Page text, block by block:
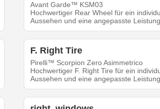
Avant Garde™ KSM03
Hochwertiger Rear Wheel für ein
Aussehen und eine angepasste Leistung.
F. Right Tire
Pirelli™ Scorpion Zero Asimmetrico
Hochwertiger F. Right Tire für ein
Aussehen und eine angepasste Leistung.